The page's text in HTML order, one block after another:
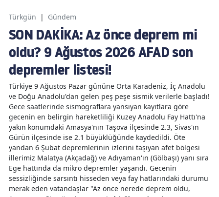
Türkgün | Gündem
SON DAKİKA: Az önce deprem mi
oldu? 9 Ağustos 2026 AFAD son
depremler listesi!
Türkiye 9 Ağustos Pazar gününe Orta Karadeniz, İç Anadolu
ve Doğu Anadolu'dan gelen peş peşe sismik verilerle başladı!
Gece saatlerinde sismograflara yansıyan kayıtlara göre
gecenin en belirgin hareketliliği Kuzey Anadolu Fay Hattı'na
yakın konumdaki Amasya'nın Taşova ilçesinde 2.3, Sivas'ın
Gürün ilçesinde ise 2.1 büyüklüğünde kaydedildi. Öte
yandan 6 Şubat depremlerinin izlerini taşıyan afet bölgesi
illerimiz Malatya (Akçadağ) ve Adıyaman'ın (Gölbaşı) yanı sıra
Ege hattında da mikro depremler yaşandı. Gecenin
sessizliğinde sarsıntı hisseden veya fay hatlarındaki durumu
merak eden vatandaşlar "Az önce nerede deprem oldu,